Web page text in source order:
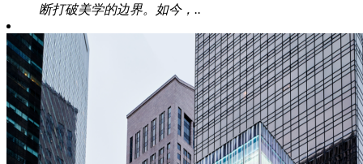
断打破美学的边界。如今，..